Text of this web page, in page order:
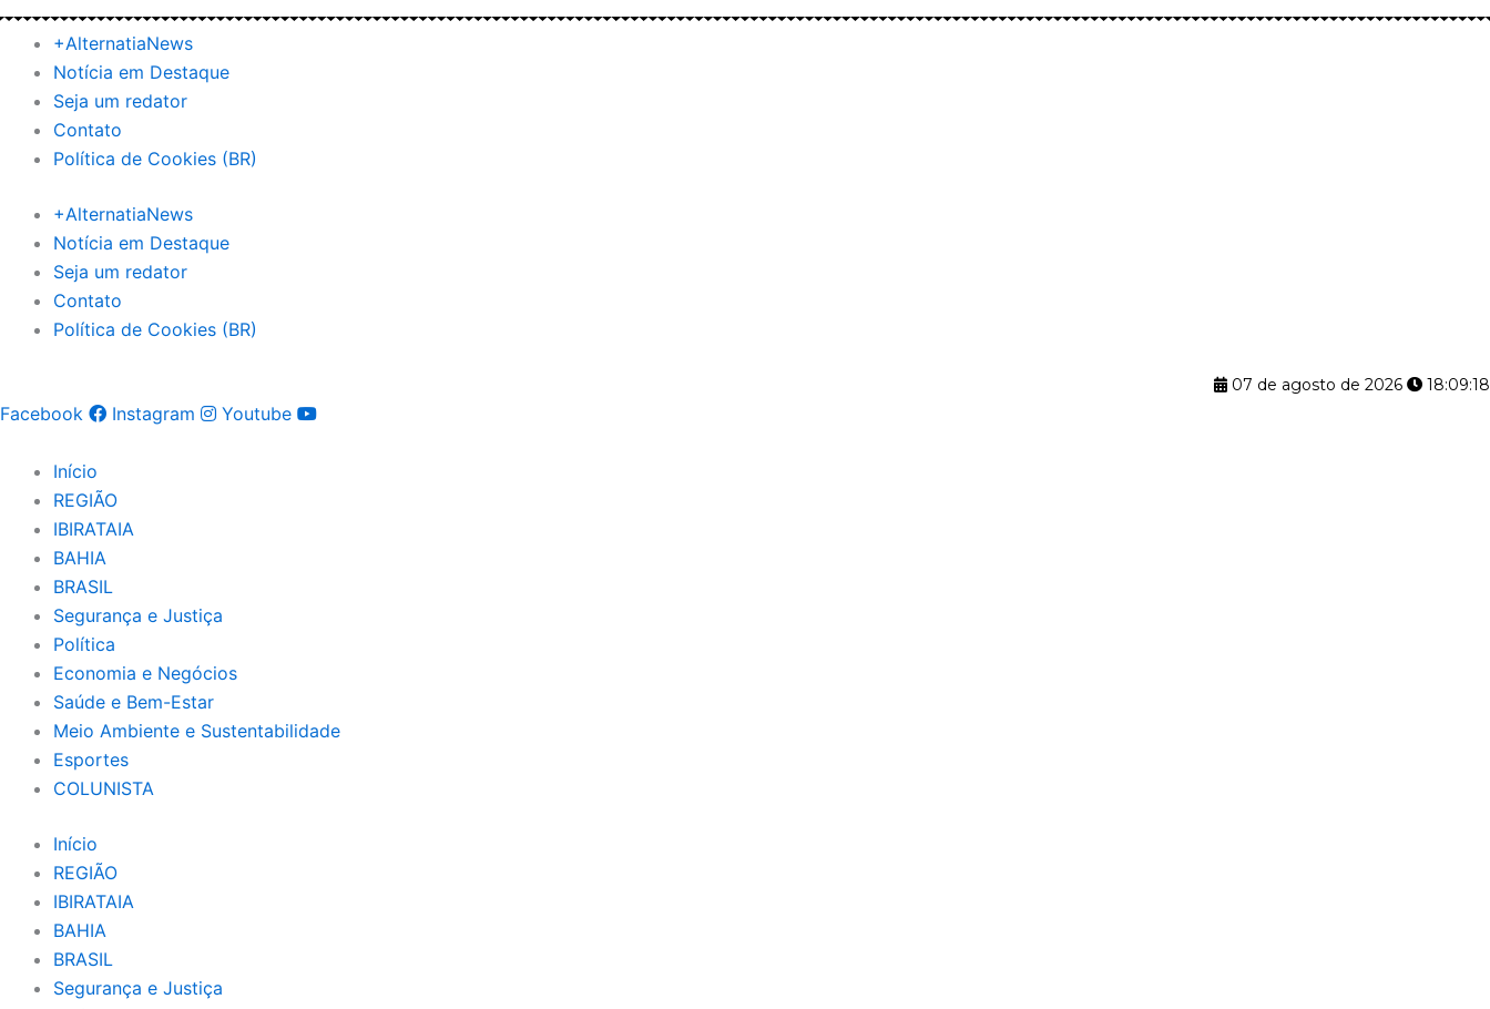
Ir
para
conteúdo
+AlternatiaNews
Notícia em Destaque
Seja um redator
Contato
Política de Cookies (BR)
+AlternatiaNews
Notícia em Destaque
Seja um redator
Contato
Política de Cookies (BR)
07 de agosto de 2026 18:09:18
Facebook Instagram Youtube
Início
REGIÃO
IBIRATAIA
BAHIA
BRASIL
Segurança e Justiça
Política
Economia e Negócios
Saúde e Bem-Estar
Meio Ambiente e Sustentabilidade
Esportes
COLUNISTA
Início
REGIÃO
IBIRATAIA
BAHIA
BRASIL
Segurança e Justiça